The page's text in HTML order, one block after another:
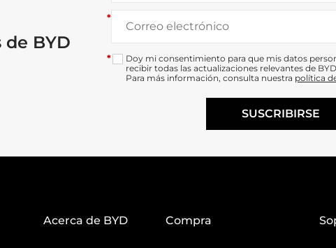
BYD
*
*
Doy mi consentimiento para que mis datos
recibir todas las actualizaciones relevantes de
Para más información, consulta nuestra política
SUSCRIBIRSE
Acerca de BYD Compra